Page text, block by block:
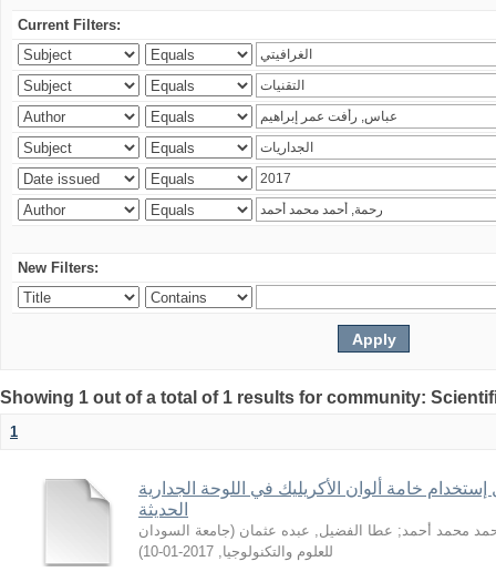
Current Filters:
New Filters:
Showing 1 out of a total of 1 results for community:
1
خامة ألوان الأكريليك في اللوحة الجدارية
الحديثة
محمد أحمد; عطا الفضيل, عبده عثمان (جامعة السودان
للعلوم والتكنولوجيا,
2017-01-10
)